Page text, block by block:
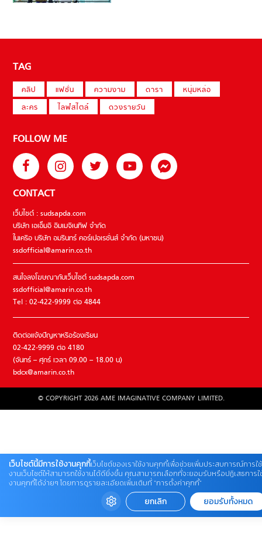
TAG
คลิป แฟชั่น ความงาม ดารา
หนุ่มหล่อ
ละคร
ไลฟ์สไตล์ ดวงรายวัน
FOLLOW ME
CONTACT
เว็บไซต์ : sudsapda.com
บริษัท เอเอ็มอี อิมเมจิเนทีฟ จำกัด
ในเครือ บริษัท อมรินทร์ คอร์เปอเรชั่นส์ จำกัด (มหาชน)
ssdofficial@amarin.co.th
สนใจลงโฆษณากับเว็บไซต์ sudsapda.com
ssdofficial@amarin.co.th
Tel : 02-422-9999 ต่อ 4844
ติดต่อแจ้งปัญหาหรือร้องเรียน
02-422-9999 ต่อ 4180
(จันทร์ – ศุกร์ เวลา 09.00 – 18.00 น)
bdcx@amarin.co.th
© COPYRIGHT 2026 AME IMAGINATIVE COMPANY LIMITED.
เว็บไซต์นี้มีการใช้งานคุกกี้เว็บไซต์ของเราใช้งานคุกกี้เพื่อช่วยเพิ่มประสบการณ์การใช้
งานเว็บไซต์ให้สามารถใช้งานได้ดียิ่งขึ้น คุณสามารถเลือกที่จะยอมรับหรือปฏิเสธการใ
งานคุกกี้ได้ง่ายๆ โดยการดูรายละเอียดเพิ่มเติมที่ “การตั้งค่าคุกกี้”
ยกเลิก ยอมรับทั้งหมด